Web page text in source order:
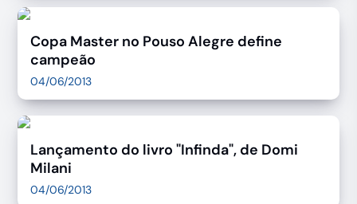
Copa Master no Pouso Alegre define
campeão
04/06/2013
Lançamento do livro "Infinda", de Domi
Milani
04/06/2013